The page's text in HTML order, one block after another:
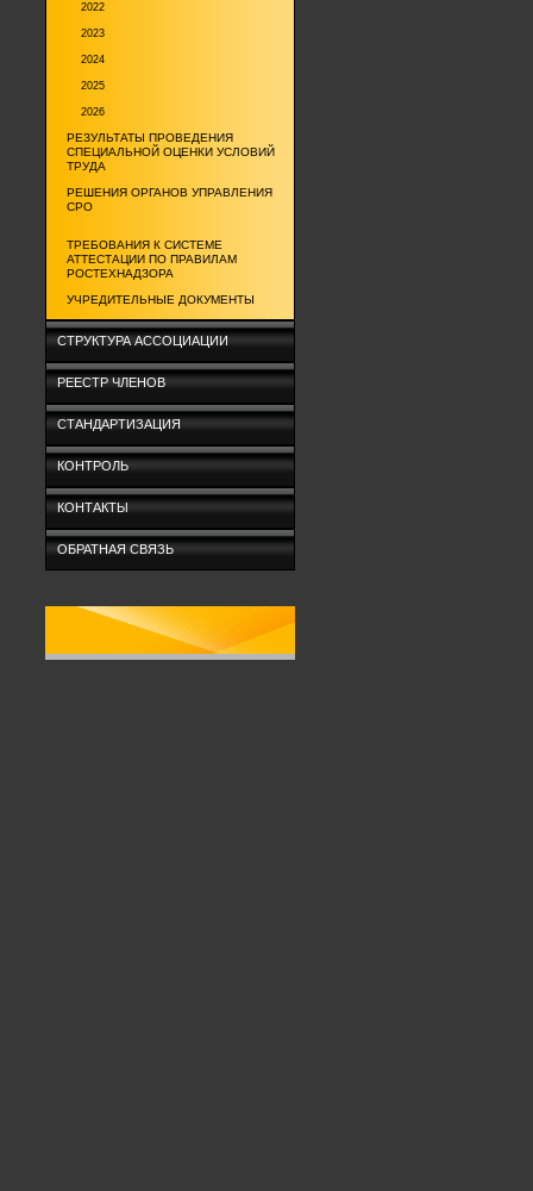
2022
2023
2024
2025
2026
РЕЗУЛЬТАТЫ ПРОВЕДЕНИЯ
СПЕЦИАЛЬНОЙ ОЦЕНКИ УСЛОВИЙ
ТРУДА
РЕШЕНИЯ ОРГАНОВ УПРАВЛЕНИЯ
СРО
ТРЕБОВАНИЯ К СИСТЕМЕ
АТТЕСТАЦИИ ПО ПРАВИЛАМ
РОСТЕХНАДЗОРА
УЧРЕДИТЕЛЬНЫЕ ДОКУМЕНТЫ
СТРУКТУРА АССОЦИАЦИИ
РЕЕСТР ЧЛЕНОВ
СТАНДАРТИЗАЦИЯ
КОНТРОЛЬ
КОНТАКТЫ
ОБРАТНАЯ СВЯЗЬ